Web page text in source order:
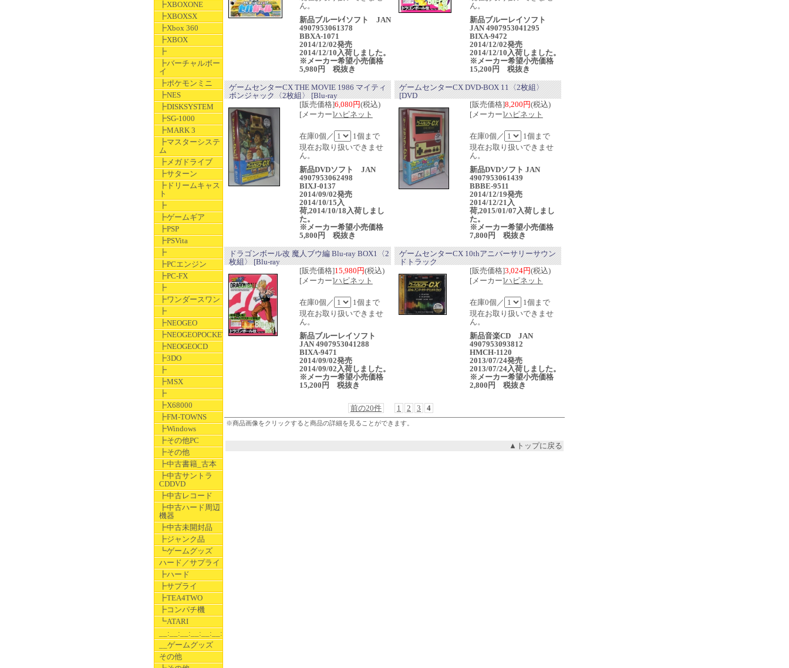
┣XBOXONE
┣XBOXSX
┣Xbox 360
┣XBOX
┣
┣バーチャルボー
イ
┣ポケモンミニ
┣NES
┣DISKSYSTEM
┣SG-1000
┣MARK 3
┣マスターシステ
ム
┣メガドライブ
┣サターン
┣ドリームキャス
ト
┣
┣ゲームギア
┣PSP
┣PSVita
┣
┣PCエンジン
┣PC-FX
┣
┣ワンダースワン
┣
┣NEOGEO
┣NEOGEOPOCKET
┣NEOGEOCD
┣3DO
┣
┣MSX
┣
┣X68000
┣FM-TOWNS
┣Windows
┣その他PC
┣その他
┣中古書籍_古本
┣中古サントラ
CDDVD
┣中古レコード
┣中古ハード周辺
機器
┣中古未開封品
┣ジャンク品
┗ゲームグッズ
ハード／サプライ
┣ハード
┣サプライ
┣TEA4TWO
┣コンパチ機
┗ATARI
__:__:__:__:__:__:__
__ゲームグッズ
その他
ん。
新品ブルーﾚｲソフト JAN
4907953061378
BBXA-1071
2014/12/02発売
2014/12/10入荷しました。
※メーカー希望小売価格
5,980円 税抜き
ん。
新品ブルーレイソフト
JAN 4907953041295
BIXA-9472
2014/12/02発売
2014/12/10入荷しました。
※メーカー希望小売価格
15,200円 税抜き
ゲームセンターCX THE MOVIE 1986 マイティ
ボンジャック〈2枚組〉 [Blu-ray
[販売価格]6,080円(税込)
[メーカー]ハピネット
在庫0個／
1個まで
現在お取り扱いできませ
ん。
新品DVDソフト JAN
4907953062498
BIXJ-0137
2014/09/02発売
2014/10/15入
荷,2014/10/18入荷しまし
た。
※メーカー希望小売価格
5,800円 税抜き
ゲームセンターCX DVD-BOX 11〈2枚組〉
[DVD
[販売価格]8,200円(税込)
[メーカー]ハピネット
在庫0個／
1個まで
現在お取り扱いできませ
ん。
新品DVDソフト JAN
4907953061439
BBBE-9511
2014/12/19発売
2014/12/21入
荷,2015/01/07入荷しまし
た。
※メーカー希望小売価格
7,800円 税抜き
ドラゴンボール改 魔人ブウ編 Blu-ray BOX1〈2
枚組〉 [Blu-ray
[販売価格]15,980円(税込)
[メーカー]ハピネット
在庫0個／
1個まで
現在お取り扱いできませ
ん。
新品ブルーレイソフト
JAN 4907953041288
BIXA-9471
2014/09/02発売
2014/09/02入荷しました。
※メーカー希望小売価格
15,200円 税抜き
ゲームセンターCX 10thアニバーサリーサウン
ドトラック
[販売価格]3,024円(税込)
[メーカー]ハピネット
在庫0個／
1個まで
現在お取り扱いできませ
ん。
新品音楽CD JAN
4907953093812
HMCH-1120
2013/07/24発売
2013/07/24入荷しました。
※メーカー希望小売価格
2,800円 税抜き
前の20件 1 2 3 4
※商品画像をクリックすると商品の詳細を見ることができます。
▲トップに戻る